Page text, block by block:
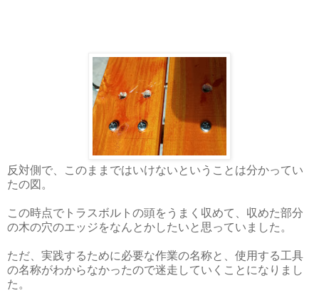
反対側で、このままではいけないということは分かってい
たの図。
この時点でトラスボルトの頭をうまく収めて、収めた部分
の木の穴のエッジをなんとかしたいと思っていました。
ただ、実践するために必要な作業の名称と、使用する工具
の名称がわからなかったので迷走していくことになりまし
た。